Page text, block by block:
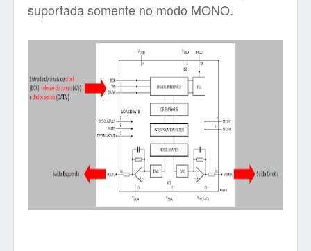
suportada somente no modo MONO.